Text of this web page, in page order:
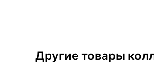
Другие товары